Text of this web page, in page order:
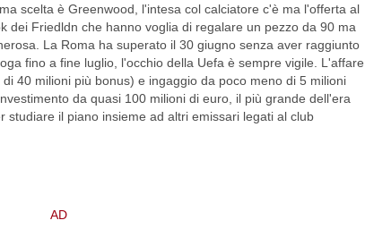
scelta è Greenwood, l'intesa col calciatore c'è ma l'offerta al
dei Friedldn che hanno voglia di regalare un pezzo da 90 ma
La Roma ha superato il 30 giugno senza aver raggiunto
fino a fine luglio, l'occhio della Uefa è sempre vigile. L'affare
40 milioni più bonus) e ingaggio da poco meno di 5 milioni
da quasi 100 milioni di euro, il più grande dell'era
il piano insieme ad altri emissari legati al club